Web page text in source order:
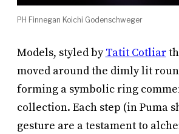
PH Finnegan Koichi Godenschweger
Models, styled byTatit Cotliar
moved around the dimly lit
forming a symbolic ring
collection. Each step (in Puma
gesture are a testament to